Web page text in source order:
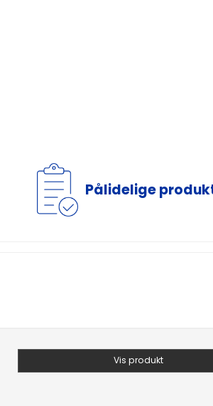
Pålidelige
Vis produkt